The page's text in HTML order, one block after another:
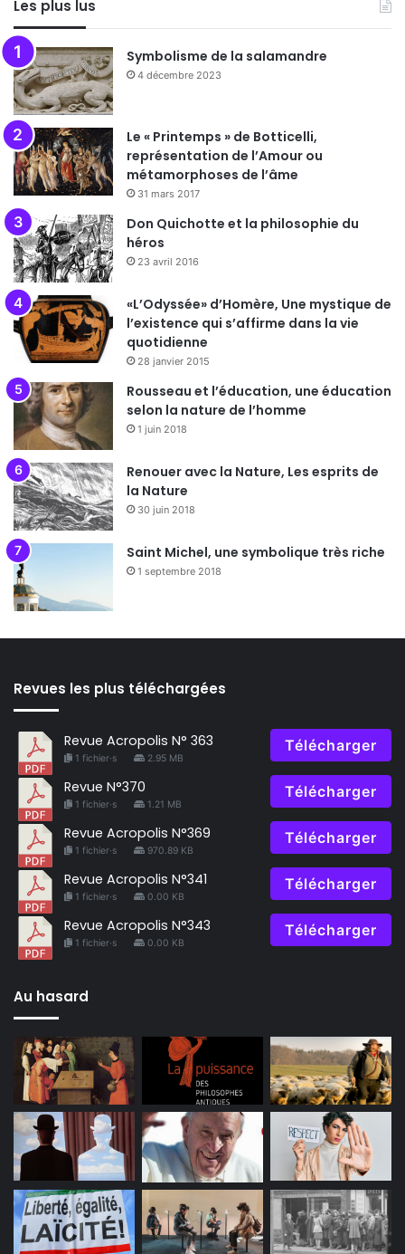
Les plus lus
Symbolisme de la salamandre
4 décembre 2023
Le « Printemps » de Botticelli,
représentation de l’Amour ou
métamorphoses de l’âme
31 mars 2017
Don Quichotte et la philosophie du
héros
23 avril 2016
«L’Odyssée» d’Homère, Une mystique de
l’existence qui s’affirme dans la vie
quotidienne
28 janvier 2015
Rousseau et l’éducation, une éducation
selon la nature de l’homme
1 juin 2018
Renouer avec la Nature, Les esprits de
la Nature
30 juin 2018
Saint Michel, une symbolique très riche
1 septembre 2018
Revues les plus téléchargées
Revue Acropolis N° 363
1 fichier·s 2.95 MB
Télécharger
Revue N°370
1 fichier·s 1.21 MB
Télécharger
Revue Acropolis N°369
1 fichier·s 970.89 KB
Télécharger
Revue Acropolis N°341
1 fichier·s 0.00 KB
Télécharger
Revue Acropolis N°343
1 fichier·s 0.00 KB
Télécharger
Au hasard